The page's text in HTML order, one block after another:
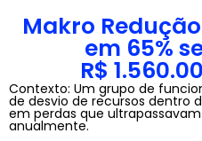
Makro
em 65%
R$
Contexto: Um grupo de
de desvio de recursos dentro
em perdas que ultrapassavam
anualmente.